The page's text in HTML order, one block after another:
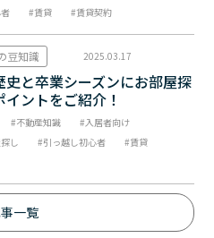
賃貸 賃貸契約
豆知識 2025.03.17
史と卒業シーズンにお部屋探
イントをご紹介！
不動産知識
入居者向け
し
引っ越し初心者
賃貸
一覧